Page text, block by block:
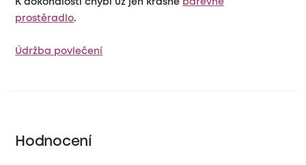
K dokonalosti chybí už jen krásné barevné
prostěradlo.
Údržba povlečení
Hodnocení